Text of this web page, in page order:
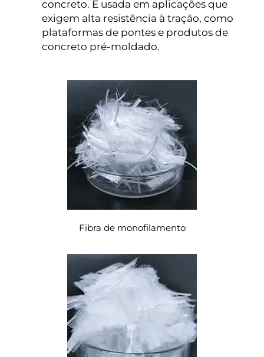
concreto. É usada em aplicações que
exigem alta resistência à tração, como
plataformas de pontes e produtos de
concreto pré-moldado.
Fibra de monofilamento